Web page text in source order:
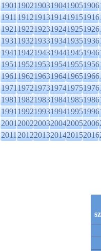
190119021903190419051906
191119121913191419151916
192119221923192419251926
193119321933193419351936
194119421943194419451946
195119521953195419551956
196119621963196419651966
197119721973197419751976
198119821983198419851986
199119921993199419951996
200120022003200420052006
201120122013201420152016